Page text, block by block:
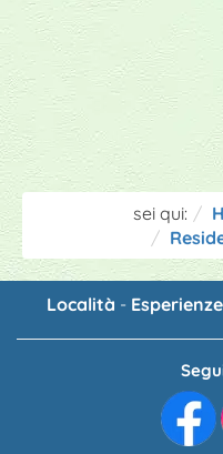
sei qui:
Località - Esperienze